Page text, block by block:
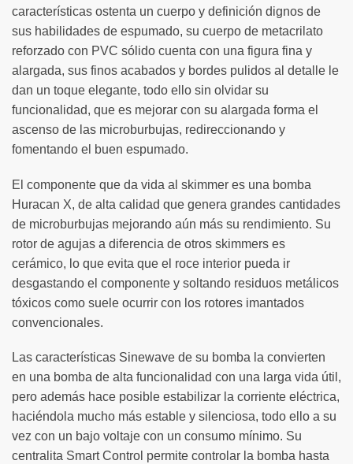
características ostenta un cuerpo y definición dignos de
sus habilidades de espumado, su cuerpo de metacrilato
reforzado con PVC sólido cuenta con una figura fina y
alargada, sus finos acabados y bordes pulidos al detalle le
dan un toque elegante, todo ello sin olvidar su
funcionalidad, que es mejorar con su alargada forma el
ascenso de las microburbujas, redireccionando y
fomentando el buen espumado.
El componente que da vida al skimmer es una bomba
Huracan X, de alta calidad que genera grandes cantidades
de microburbujas mejorando aún más su rendimiento. Su
rotor de agujas a diferencia de otros skimmers es
cerámico, lo que evita que el roce interior pueda ir
desgastando el componente y soltando residuos metálicos
tóxicos como suele ocurrir con los rotores imantados
convencionales.
Las características Sinewave de su bomba la convierten
en una bomba de alta funcionalidad con una larga vida útil,
pero además hace posible estabilizar la corriente eléctrica,
haciéndola mucho más estable y silenciosa, todo ello a su
vez con un bajo voltaje con un consumo mínimo. Su
centralita Smart Control permite controlar la bomba hasta